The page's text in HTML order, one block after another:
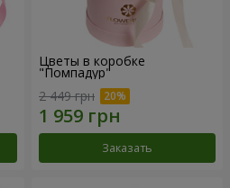
Цветы в коробке
"Помпадур"
2 449 грн
Заказать